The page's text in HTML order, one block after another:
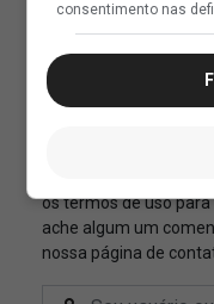
consentimento nas